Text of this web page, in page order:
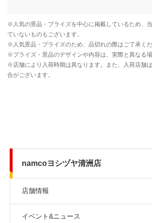
namcoヨシヅヤ清洲店
店舗情報
イベント&ニュース